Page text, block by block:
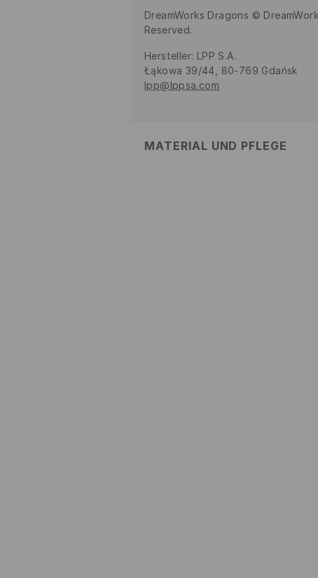
DreamWorks Dragons ©
Reserved.
Hersteller: LPP S.A.
Łąkowa 39/44, 80-769 Gdańsk
lpp@lppsa.com
MATERIAL UND PFLEGE